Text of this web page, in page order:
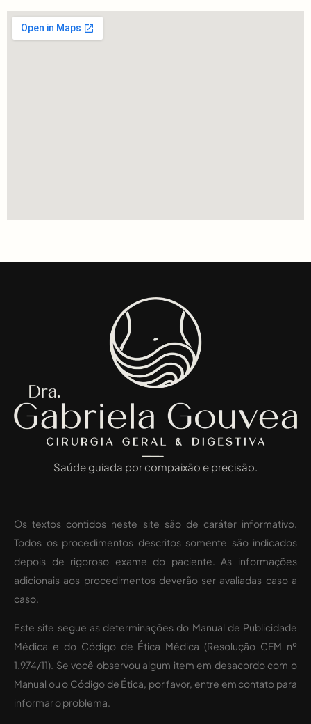
Saúde guiada por compaixão e precisão.
Os textos contidos neste site são de caráter informativo.
Todos os procedimentos descritos somente são indicados
depois de rigoroso exame do paciente. As informações
adicionais aos procedimentos deverão ser avaliadas caso a
caso.
Este site segue as determinações do Manual de Publicidade
Médica e do Código de Ética Médica (Resolução CFM nº
1.974/11). Se você observou algum item em desacordo com o
Manual ou o Código de Ética, por favor, entre em contato para
informar o problema.